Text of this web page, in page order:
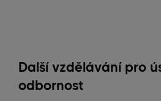
Další vzdělávání pro
odbornost